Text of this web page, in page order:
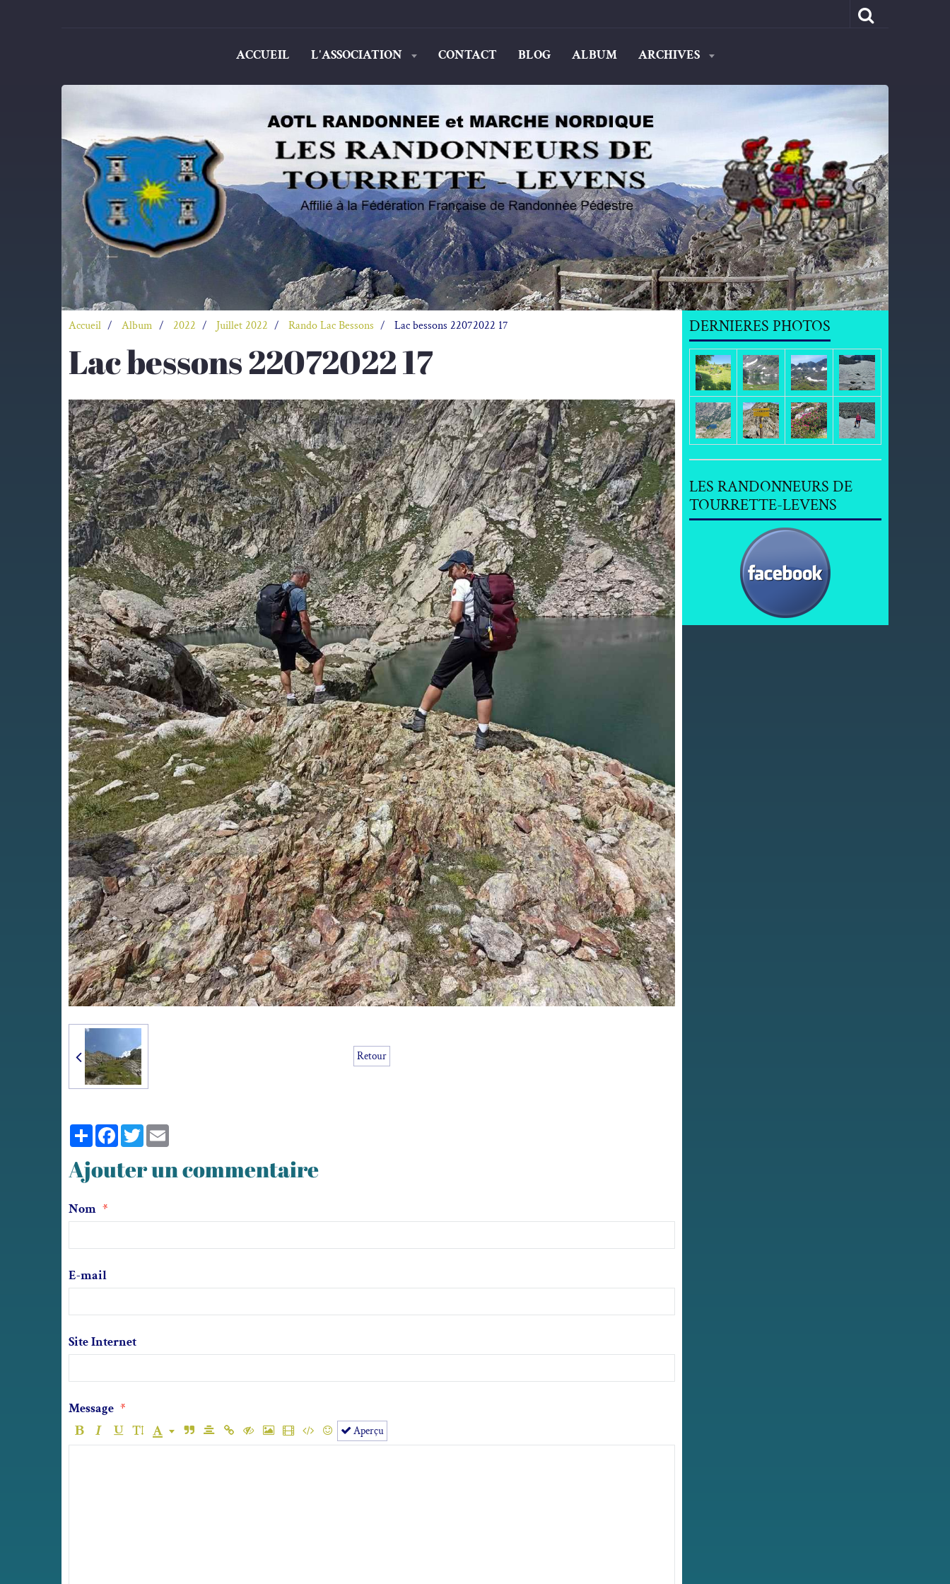
ACCUEIL L'ASSOCIATION CONTACT BLOG ALBUM ARCHIVES
Accueil Album 2022 Juillet 2022 Rando Lac Bessons Lac bessons 22072022 17
Lac bessons 22072022 17
Retour
PartagerFacebook
Twitter
Ajouter un commentaire
Nom
E-mail
Site Internet
Message
Aperçu
DERNIERES PHOTOS
LES RANDONNEURS DE
TOURRETTE-LEVENS